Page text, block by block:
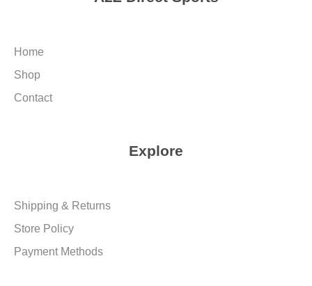
Home
Shop
Contact
Explore
Shipping & Returns
Store Policy
Payment Methods